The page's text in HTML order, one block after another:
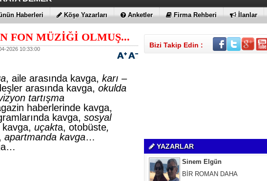
FATİHİ İLAN EDİLDİLERDOLARLIK EKONOMİK KATKI
Haberleri Köşe Yazarları Anketler Firma Rehberi İlanlar
FON MÜZİĞİ OLMUŞ...
2026 10:33:00
, aile arasında kavga, karı –
arasında kavga, okulda
tartışma
haberlerinde kavga,
kavga, sosyal
uçakta, otobüste,
apartmanda kavga…
Bizi Takip Edin :
YAZARLAR
EMİR EMİRHANOĞLU
BAYRAMDA ARA VERİN